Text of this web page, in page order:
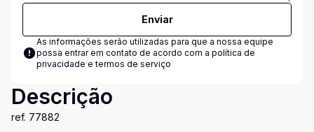
Enviar
As informações serão utilizadas para que a nossa equipe
possa entrar em contato de acordo com a política de
privacidade e termos de serviço
Descrição
ref. 77882